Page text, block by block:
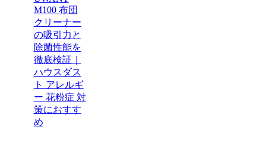
M100 布団
クリーナー
の吸引力と
除菌性能を
徹底検証｜
ハウスダス
ト アレルギ
ー 花粉症 対
策におすす
め